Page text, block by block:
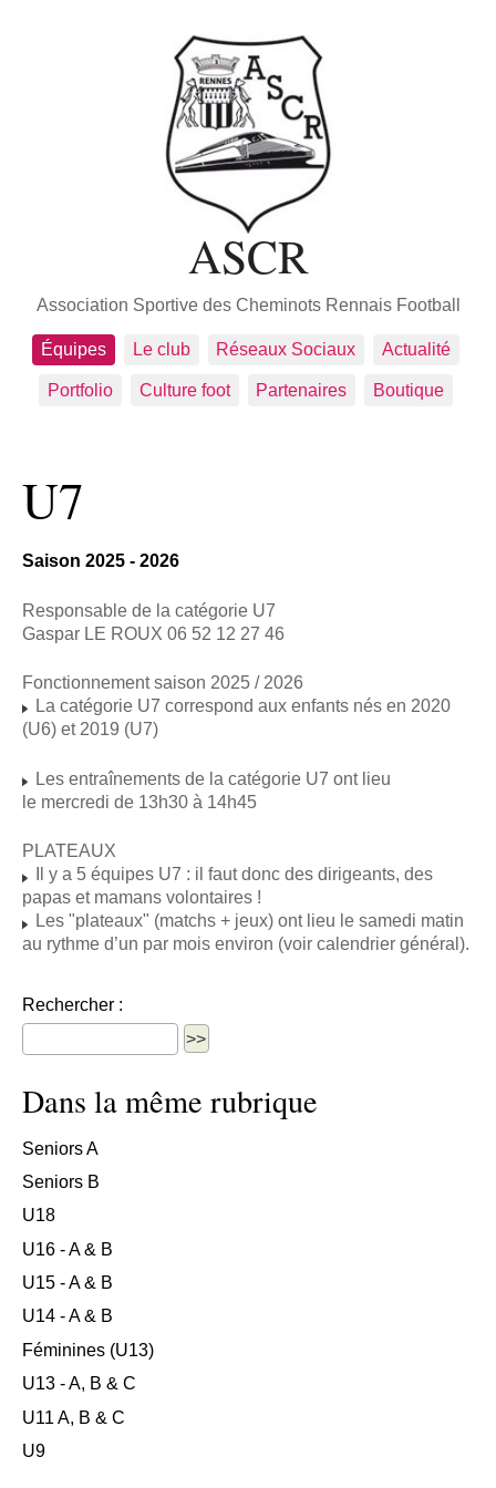
ASCR
Association Sportive des Cheminots Rennais Football
Équipes Le club Réseaux Sociaux Actualité
Portfolio Culture foot Partenaires Boutique
U7
Saison 2025 - 2026
Responsable de la catégorie U7
Gaspar LE ROUX 06 52 12 27 46
Fonctionnement saison 2025 / 2026
La catégorie U7 correspond aux enfants nés en 2020
(U6) et 2019 (U7)
Les entraînements de la catégorie U7 ont lieu
le mercredi de 13h30 à 14h45
PLATEAUX
Il y a 5 équipes U7 : il faut donc des dirigeants, des
papas et mamans volontaires !
Les "plateaux" (matchs + jeux) ont lieu le samedi matin
au rythme d’un par mois environ (voir calendrier général).
Rechercher :
Dans la même rubrique
Seniors A
Seniors B
U18
U16 - A & B
U15 - A & B
U14 - A & B
Féminines (U13)
U13 - A, B & C
U11 A, B & C
U9